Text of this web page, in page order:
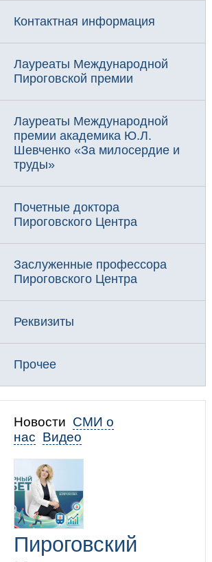
Контактная информация
Лауреаты Международной
Пироговской премии
Лауреаты Международной
премии академика Ю.Л.
Шевченко «За милосердие и
труды»
Почетные доктора
Пироговского Центра
Заслуженные профессора
Пироговского Центра
Реквизиты
Прочее
Новости СМИ о
нас Видео
Пироговский